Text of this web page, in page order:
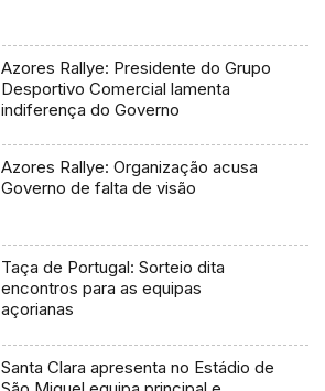
Azores Rallye: Presidente do Grupo
Desportivo Comercial lamenta
indiferença do Governo
Azores Rallye: Organização acusa
Governo de falta de visão
Taça de Portugal: Sorteio dita
encontros para as equipas
açorianas
Santa Clara apresenta no Estádio de